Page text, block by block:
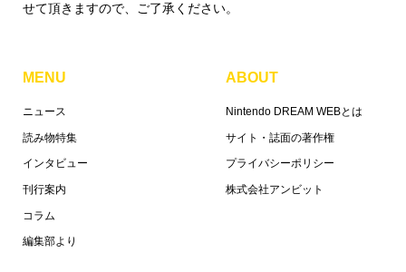
せて頂きますので、ご了承ください。
MENU
ニュース
読み物特集
インタビュー
刊行案内
コラム
編集部より
ABOUT
Nintendo DREAM WEBとは
サイト・誌面の著作権
プライバシーポリシー
株式会社アンビット